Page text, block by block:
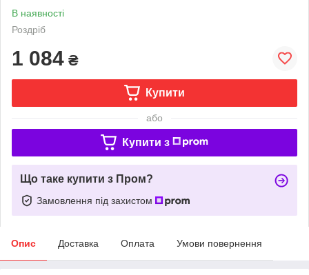
В наявності
Роздріб
1 084 ₴
Купити
або
Купити з
Що таке купити з Пром?
Замовлення під захистом
Опис Доставка Оплата Умови повернення